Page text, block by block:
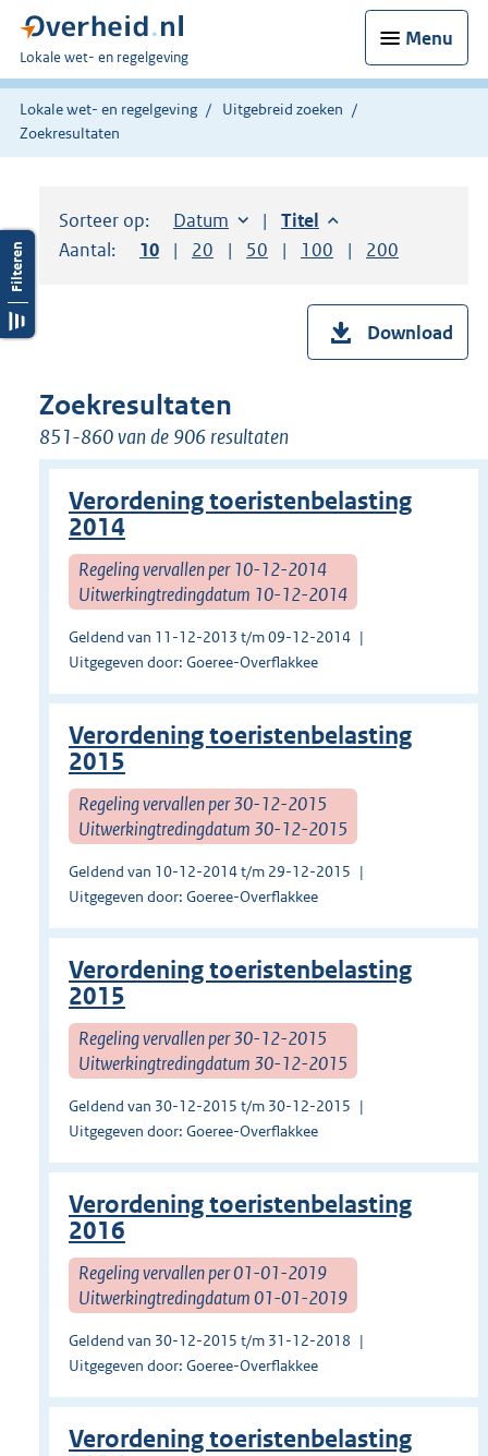
Menu
U
bent
hier:
Lokale wet- en regelgeving
Lokale wet- en regelgeving
Uitgebreid zoeken
Zoekresultaten
Sorteer op: Sorteer op:
Datum aflopendSorteer op:
Titel aflopend
Aantal:
Toon
10 resultaten per pagina
Toon
20 resultaten per pagina
Toon
50 resultaten per pagina
Toon
100 resultaten per
Toon
200
Download
Zoekresultaten
851-860 van de 906 resultaten
Verordening toeristenbelasting
2014
Regeling vervallen per 10-12-2014
Uitwerkingtredingdatum 10-12-2014
Geldend van 11-12-2013 t/m 09-12-2014
Uitgegeven door: Goeree-Overflakkee
Verordening toeristenbelasting
2015
Regeling vervallen per 30-12-2015
Uitwerkingtredingdatum 30-12-2015
Geldend van 10-12-2014 t/m 29-12-2015
Uitgegeven door: Goeree-Overflakkee
Verordening toeristenbelasting
2015
Regeling vervallen per 30-12-2015
Uitwerkingtredingdatum 30-12-2015
Geldend van 30-12-2015 t/m 30-12-2015
Uitgegeven door: Goeree-Overflakkee
Verordening toeristenbelasting
2016
Regeling vervallen per 01-01-2019
Uitwerkingtredingdatum 01-01-2019
Geldend van 30-12-2015 t/m 31-12-2018
Uitgegeven door: Goeree-Overflakkee
Verordening toeristenbelasting